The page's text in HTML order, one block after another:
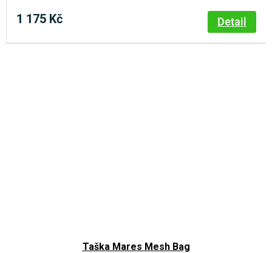
1 175 Kč Detail
Taška Mares Mesh Bag